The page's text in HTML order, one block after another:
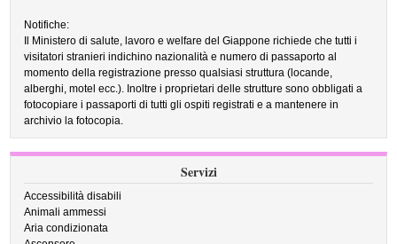
Notifiche:
Il Ministero di salute, lavoro e welfare del Giappone richiede che tutti i
visitatori stranieri indichino nazionalità e numero di passaporto al
momento della registrazione presso qualsiasi struttura (locande,
alberghi, motel ecc.). Inoltre i proprietari delle strutture sono obbligati a
fotocopiare i passaporti di tutti gli ospiti registrati e a mantenere in
archivio la fotocopia.
Servizi
Accessibilità disabili
Animali ammessi
Aria condizionata